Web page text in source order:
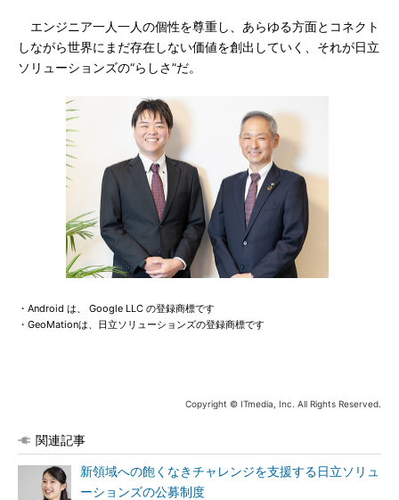
エンジニア一人一人の個性を尊重し、あらゆる方面とコネクト
しながら世界にまだ存在しない価値を創出していく、それが日立
ソリューションズの“らしさ”だ。
・Android は、 Google LLC の登録商標です
・GeoMationは、日立ソリューションズの登録商標です
Copyright © ITmedia, Inc. All Rights Reserved.
関連記事
新領域への飽くなきチャレンジを支援する日立ソリュ
ーションズの公募制度